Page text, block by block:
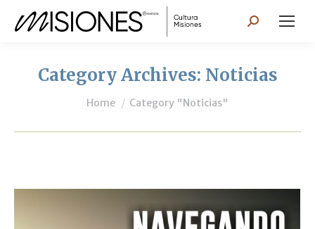
Search:
Category Archives: Noticias
You are here:
Home Category "Noticias"